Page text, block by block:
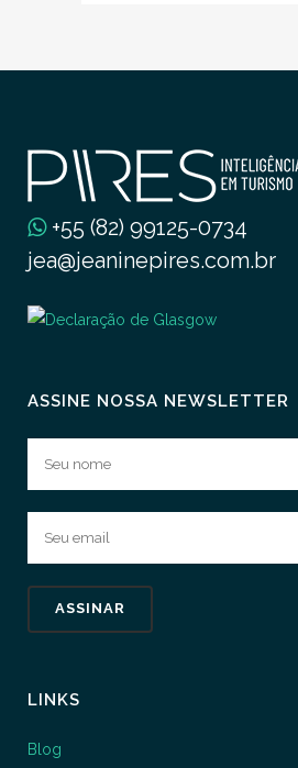
+55 (82) 99125-0734
jea@jeaninepires.com.br
ASSINE NOSSA NEWSLETTER
LINKS
Blog